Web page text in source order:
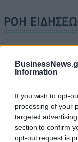
Information
If you wish to opt-
processing of your
targeted
section to confirm
opt-out request is
ΡΟΗ
στην ανάπτυξη -
προσέλκυση
Χρηματιστήριο:
Δείκτης Τιμών,
06/08/2026 - 15:46